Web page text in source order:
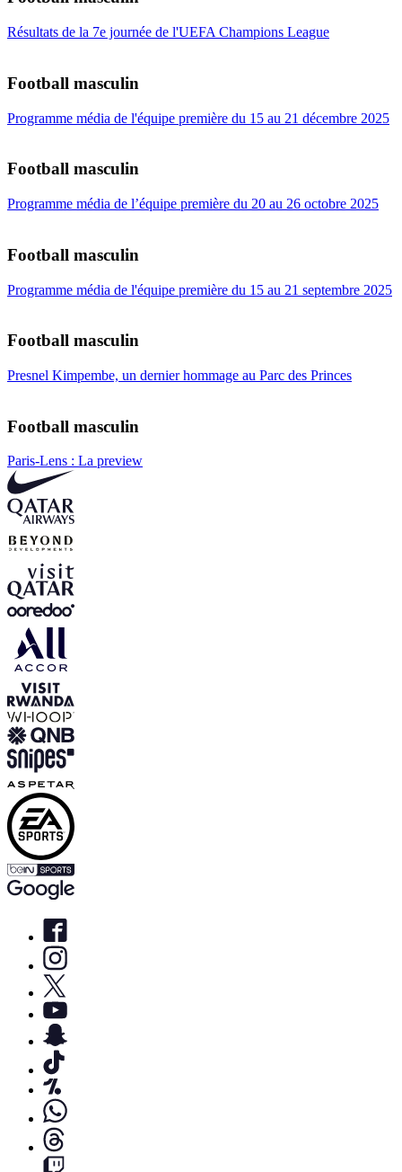
Résultats de la 7e journée de l'UEFA Champions League
Football masculin
Programme média de l'équipe première du 15 au 21 décembre 2025
Football masculin
Programme média de l’équipe première du 20 au 26 octobre 2025
Football masculin
Programme média de l'équipe première du 15 au 21 septembre 2025
Football masculin
Presnel Kimpembe, un dernier hommage au Parc des Princes
Football masculin
Paris-Lens : La preview